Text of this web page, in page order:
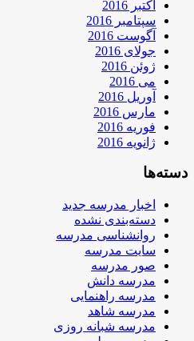
اکتبر 2016
سپتامبر 2016
آگوست 2016
جولای 2016
ژوئن 2016
می 2016
آوریل 2016
مارس 2016
فوریه 2016
ژانویه 2016
دسته‌ها
اخبار مدرسه جدید
دسته‌بندی نشده
روانشناسی مدرسه
سایت مدرسه
صور مدرسه
مدرسه دانش
مدرسه راهنمایی
مدرسه شاهد
مدرسه شبانه روزی